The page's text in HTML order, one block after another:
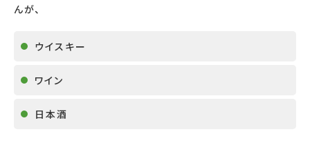
んが、
ウイスキー
ワイン
日本酒